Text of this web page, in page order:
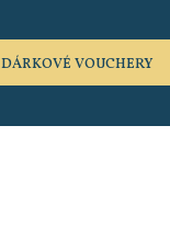
DÁRKOVÉ VOUCHERY